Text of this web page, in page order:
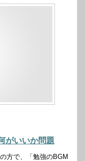
がいいか問題
方で、「勉強のBGM